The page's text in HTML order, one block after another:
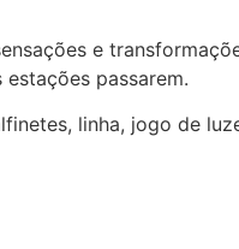
e
passarem.
linha, jogo de